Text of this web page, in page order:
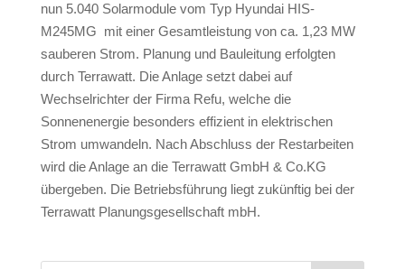
nun 5.040 Solarmodule vom Typ Hyundai HIS-
M245MG mit einer Gesamtleistung von ca. 1,23 MW
sauberen Strom. Planung und Bauleitung erfolgten
durch Terrawatt. Die Anlage setzt dabei auf
Wechselrichter der Firma Refu, welche die
Sonnenenergie besonders effizient in elektrischen
Strom umwandeln. Nach Abschluss der Restarbeiten
wird die Anlage an die Terrawatt GmbH & Co.KG
übergeben. Die Betriebsführung liegt zukünftig bei der
Terrawatt Planungsgesellschaft mbH.